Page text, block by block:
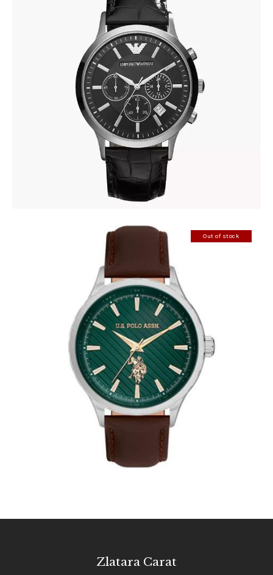
ARMANI AR2447
590. 00 KM
Out of stock
U.S. POLO ASSN 1069-05
220.00 KM
Zlatara Carat